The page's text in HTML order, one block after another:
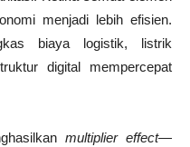
menjadi lebih efisien.
biaya logistik, listrik
digital mempercepat
multiplier effect—